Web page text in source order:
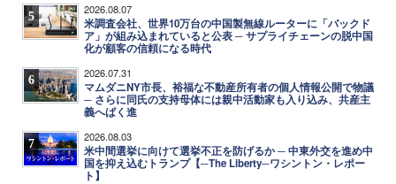
5 2026.08.07
米調査会社、世界10万台の中国製無線ルーターに「バックド
ア」が組み込まれていると公表 ─ サプライチェーンの脱中国
化が顧客の信頼になる時代
6 2026.07.31
マムダニNY市長、裕福な不動産所有者の個人情報公開で物議
─ さらに同氏の支持母体には親中活動家も入り込み、共産主
義へばく進
7 2026.08.03
米中間選挙に向けて選挙不正を防げるか ─ 中東外交を進め中
国を抑え込むトランプ【─The Liberty─ワシントン・レポー
ト】